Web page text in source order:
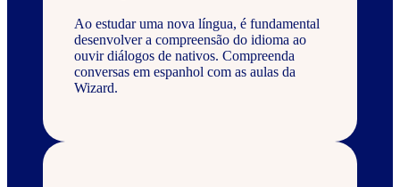
Ao estudar uma nova língua, é fundamental
desenvolver a compreensão do idioma ao
ouvir diálogos de nativos. Compreenda
conversas em espanhol com as aulas da
Wizard.